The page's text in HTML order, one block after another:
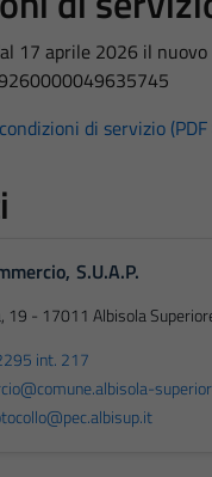
17 aprile 2026 il
di servizio
S.U.A.P.
19 - 17011 Albisola
int. 217